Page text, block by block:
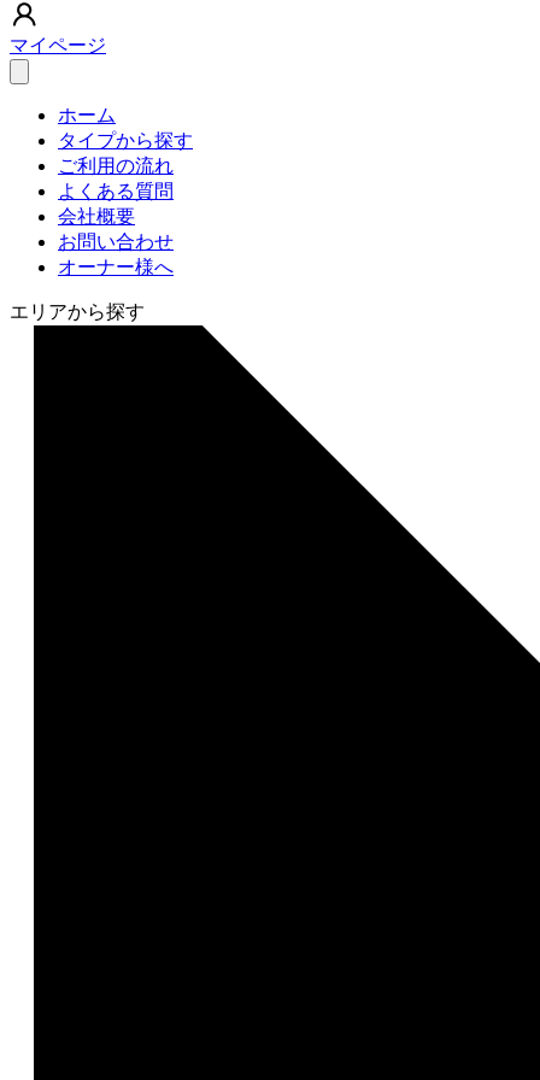
マイページ
ホーム
タイプから探す
ご利用の流れ
よくある質問
会社概要
お問い合わせ
オーナー様へ
エリアから探す